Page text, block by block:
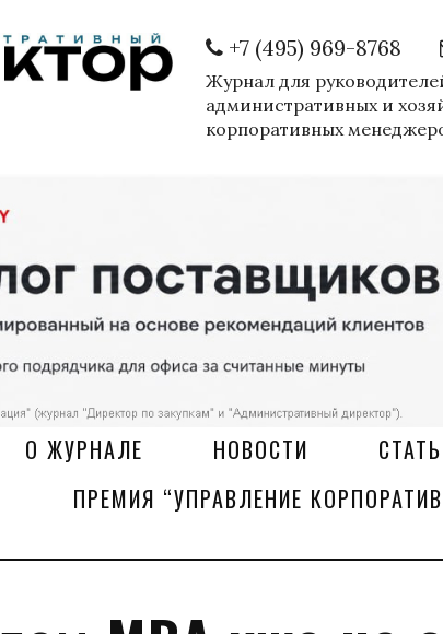
+7 (495) 969-8768
Журнал для
административных и
корпоративных
О ЖУРНАЛЕ НОВОСТИ
ПРЕМИЯ “УПРАВЛЕНИЕ